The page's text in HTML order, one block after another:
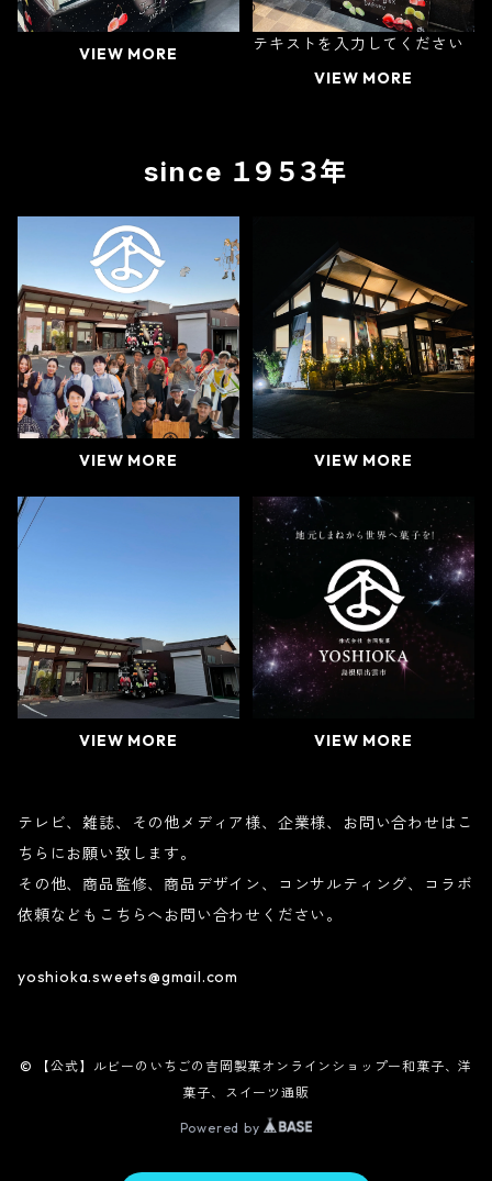
VIEW MORE
テキストを入力してください
VIEW MORE
since １９５３年
VIEW MORE VIEW MORE
VIEW MORE VIEW MORE
テレビ、雑誌、その他メディア様、企業様、お問い合わせはこ
ちらにお願い致します。
その他、商品監修、商品デザイン、コンサルティング、コラボ
依頼などもこちらへお問い合わせください。
yoshioka.sweets@gmail.com
© 【公式】ルビーのいちごの吉岡製菓オンラインショップー和菓子、洋
菓子、スイーツ通販
Powered by